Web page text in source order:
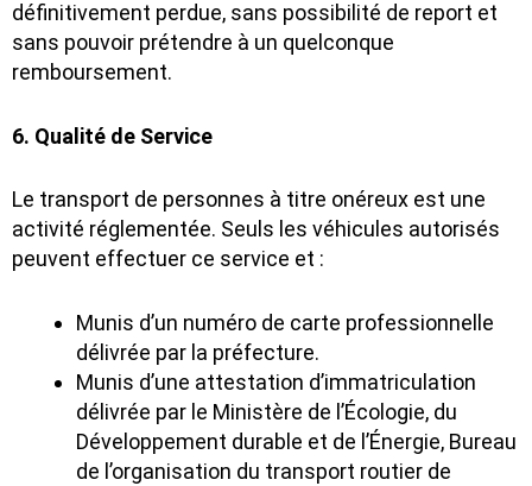
définitivement perdue, sans possibilité de report et
sans pouvoir prétendre à un quelconque
remboursement.
6. Qualité de Service
Le transport de personnes à titre onéreux est une
activité réglementée. Seuls les véhicules autorisés
peuvent effectuer ce service et :
Munis d’un numéro de carte professionnelle
délivrée par la préfecture.
Munis d’une attestation d’immatriculation
délivrée par le Ministère de l’Écologie, du
Développement durable et de l’Énergie, Bureau
de l’organisation du transport routier de